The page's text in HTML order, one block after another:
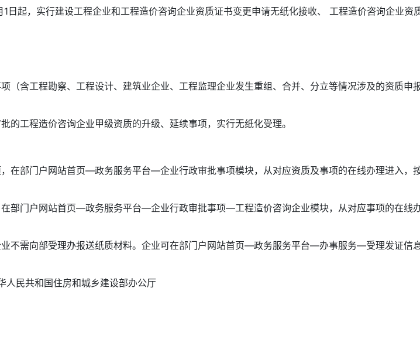
，实行建设工程企业和工程造价咨询企业资质证书变更申请无纸化接收、 工程造价咨询企业资
工程勘察、工程设计、建筑业企业、工程监理企业发生重组、合并、分立等情况涉及的资质申
程造价咨询企业甲级资质的升级、延续事项，实行无纸化受理。
部门户网站首页—政务服务平台—企业行政审批事项模块，从对应资质及事项的在线办理进入，
门户网站首页—政务服务平台—企业行政审批事项—工程造价咨询企业模块，从对应事项的在线
需向部受理办报送纸质材料。企业可在部门户网站首页—政务服务平台—办事服务—受理发证信
设部办公厅